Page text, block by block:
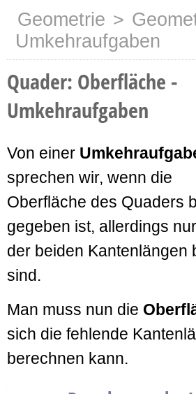
Geometrie >
Umkehraufgaben
Quader: Oberfläche -
Umkehraufgaben
Von einer
sprechen wir, wenn die
Oberfläche des Quaders
gegeben ist, allerdings
der beiden Kantenlängen
sind.
Man muss nun die
sich die fehlende
berechnen kann.